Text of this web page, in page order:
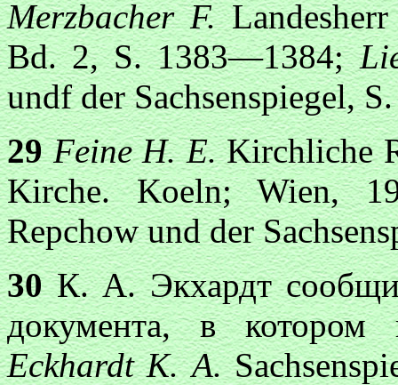
Merzbacher F.
Bd. 2, S. 1383—1384;
undf der Sachsenspiegel,
29 Feine Н. Е.Kirchliche
Kirche. Koeln; Wien,
Repchow und der
30К. А. Экхардт
документа, в
Eckhardt К. A.